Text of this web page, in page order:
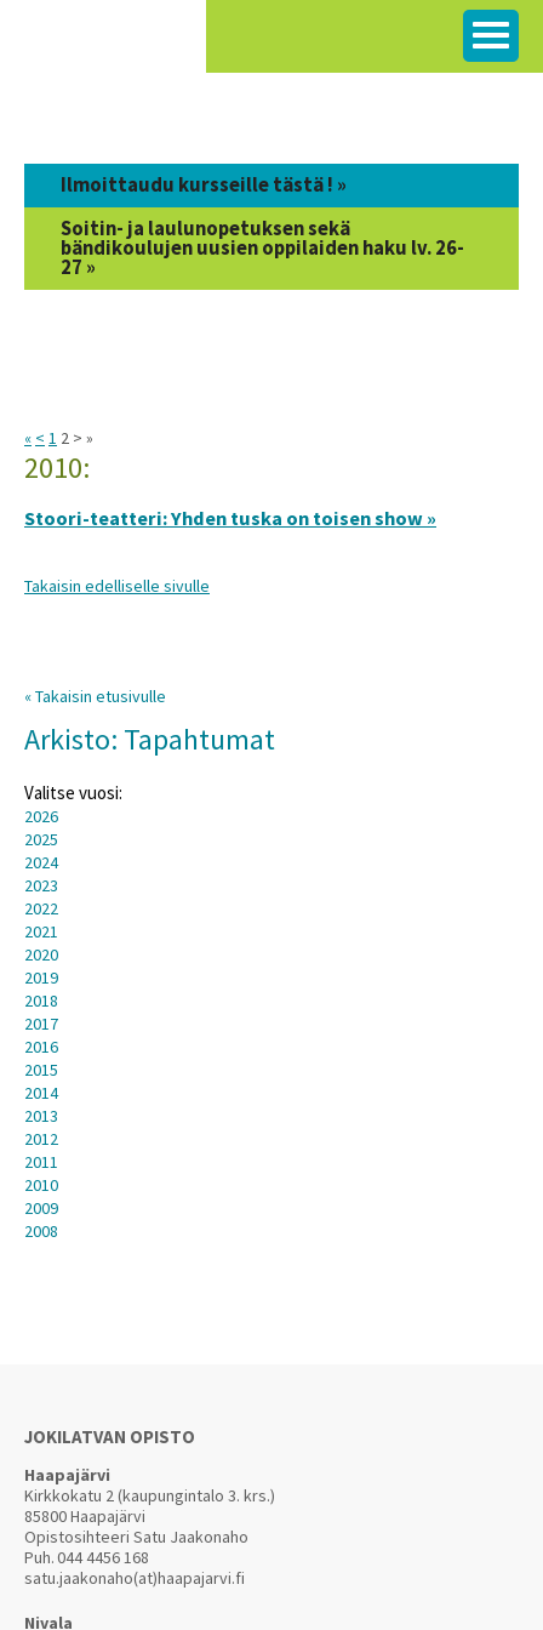
Ilmoittaudu kursseille tästä ! »
Soitin- ja laulunopetuksen sekä
bändikoulujen uusien oppilaiden haku lv. 26-
27 »
« < 1 2 > »
2010:
Stoori-teatteri: Yhden tuska on toisen show »
Takaisin edelliselle sivulle
« Takaisin etusivulle
Arkisto: Tapahtumat
Valitse vuosi:
2026
2025
2024
2023
2022
2021
2020
2019
2018
2017
2016
2015
2014
2013
2012
2011
2010
2009
2008
JOKILATVAN OPISTO
Haapajärvi
Kirkkokatu 2 (kaupungintalo 3. krs.)
85800 Haapajärvi
Opistosihteeri Satu Jaakonaho
Puh.044 4456 168
satu.jaakonaho(at)haapajarvi.fi
Nivala